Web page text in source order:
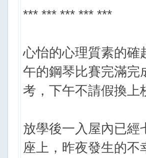
*** *** *** *** ***
心怡的心理質素的確
午的鋼琴比賽完滿完
考，下午不請假換上
放學後一入屋內已經
座上，昨夜發生的